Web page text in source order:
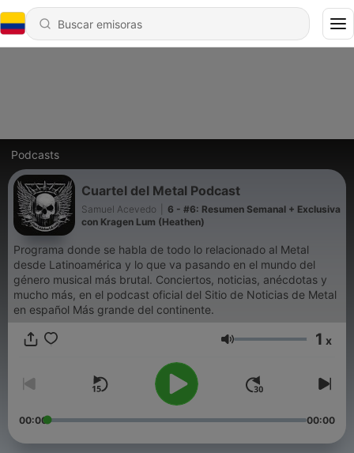
Podcasts
Cuartel del Metal Podcast
Samuel Acevedo
6 - #6: Resumen Semanal + Exclusiva
con Kragen Lum (Heathen)
Programa donde se habla de todo lo relacionado al Metal
desde Latinoamérica y lo que va pasando en el mundo del
género musical más brutal. Conciertos, noticias, anécdotas y
mucho más, en el podcast oficial del Sitio de Noticias de Metal
en español Más grande del continente.
Volumen 1 x
00:00 00:00